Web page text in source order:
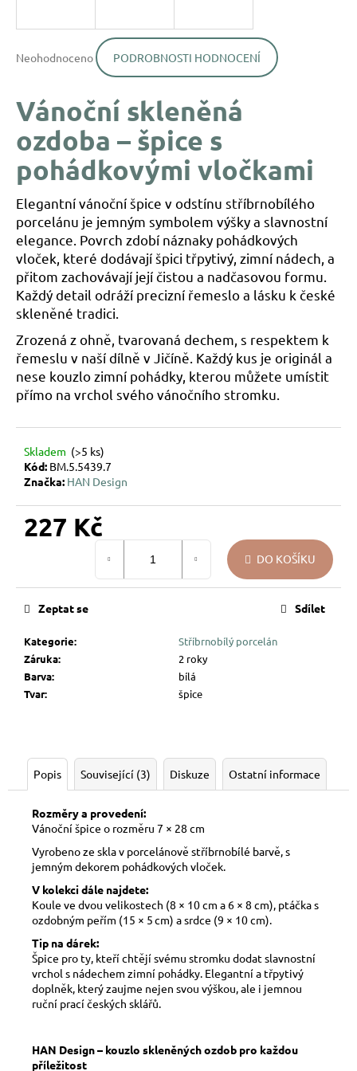
hodnocení
0,0
5
hvězdiček.
Neohodnoceno PODROBNOSTI HODNOCENÍ
Vánoční skleněná
ozdoba – špice s
pohádkovými vločkami
Elegantní vánoční špice v odstínu stříbrnobílého
porcelánu je jemným symbolem výšky a slavnostní
elegance. Povrch zdobí náznaky pohádkových
vloček, které dodávají špici třpytivý, zimní nádech, a
přitom zachovávají její čistou a nadčasovou formu.
Každý detail odráží precizní řemeslo a lásku k české
skleněné tradici.
Zrozená z ohně, tvarovaná dechem, s respektem k
řemeslu v naší dílně v Jičíně. Každý kus je originál a
nese kouzlo zimní pohádky, kterou můžete umístit
přímo na vrchol svého vánočního stromku.
Skladem (>5 ks)
Kód: BM.5.5439.7
Značka: HAN Design
227 Kč
DO KOŠÍKU
Kategorie:
Stříbrnobílý porcelán
Záruka:
2 roky
Barva:
bílá
Tvar: špice
Zeptat se Sdílet
Popis Související (3) Diskuze Ostatní informace
Rozměry a provedení:
Vánoční špice o rozměru 7 × 28 cm
Vyrobeno ze skla v porcelánově stříbrnobílé barvě, s
jemným dekorem pohádkových vloček.
V kolekci dále najdete:
Koule ve dvou velikostech (8 × 10 cm a 6 × 8 cm), ptáčka s
ozdobným peřím (15 × 5 cm) a srdce (9 × 10 cm).
Tip na dárek:
Špice pro ty, kteří chtějí svému stromku dodat slavnostní
vrchol s nádechem zimní pohádky. Elegantní a třpytivý
doplněk, který zaujme nejen svou výškou, ale i jemnou
ruční prací českých sklářů.
HAN Design – kouzlo skleněných ozdob pro každou
příležitost
í
?
HLEDAT
D
o
p
o
r
u
č
u
j
e
m
e
VÁNOČNÍ
SKLENĚNÁ
OZDOBA
119
Kč